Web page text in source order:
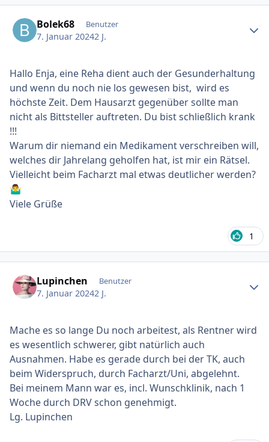
Bolek68 Benutzer
7. Januar 20242 J.
Hallo Enja, eine Reha dient auch der Gesunderhaltung
und wenn du noch nie los gewesen bist, wird es
höchste Zeit. Dem Hausarzt gegenüber sollte man
nicht als Bittsteller auftreten. Du bist schließlich krank
!!!
Warum dir niemand ein Medikament verschreiben will,
welches dir Jahrelang geholfen hat, ist mir ein Rätsel.
Vielleicht beim Facharzt mal etwas deutlicher werden?
🤷‍♂️
Viele Grüße
1
Lupinchen Benutzer
7. Januar 20242 J.
Mache es so lange Du noch arbeitest, als Rentner wird
es wesentlich schwerer, gibt natürlich auch
Ausnahmen. Habe es gerade durch bei der TK, auch
beim Widerspruch, durch Facharzt/Uni, abgelehnt.
Bei meinem Mann war es, incl. Wunschklinik, nach 1
Woche durch DRV schon genehmigt.
Lg. Lupinchen